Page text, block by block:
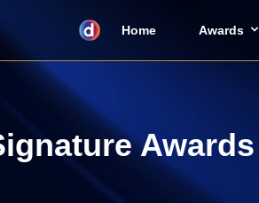
Home Awards